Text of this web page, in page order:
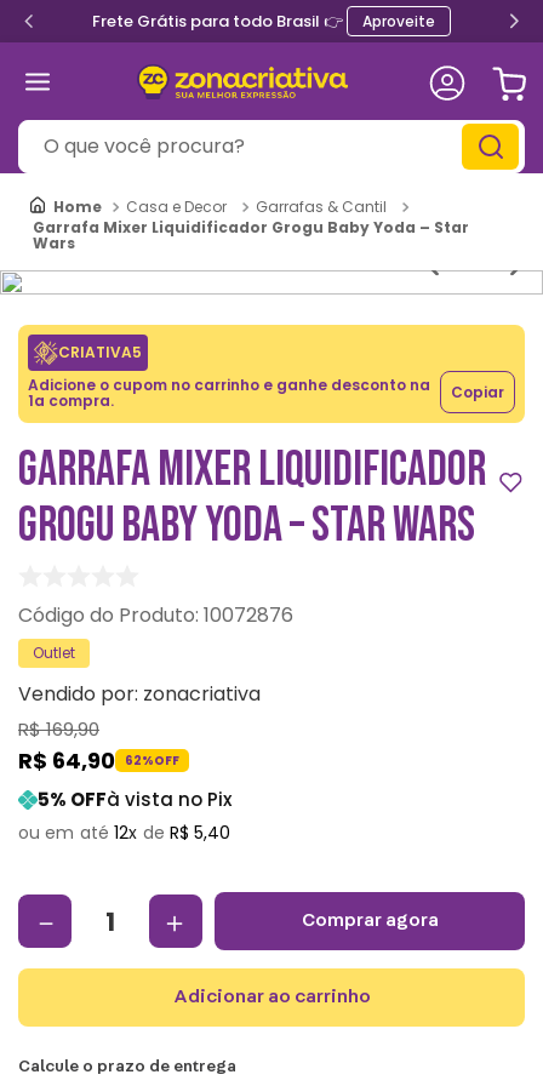
Frete Grátis para todo Brasil 👉 Aproveite
O que você procura?
Casa e Decor
Garrafas & Cantil
Garrafa Mixer Liquidificador Grogu Baby Yoda – Star
Wars
CRIATIVA5
Adicione o cupom no carrinho e ganhe desconto na
1a compra. Copiar
GARRAFA MIXER LIQUIDIFICADOR
GROGU BABY YODA – STAR WARS
: 10072876
Outlet
Vendido por: zonacriativa
R$169,90
R$ 64,90 62%OFF
5% OFFà vista no Pix
12 R$ 5,40
＋
－ comprar agora
adicionar ao carrinho